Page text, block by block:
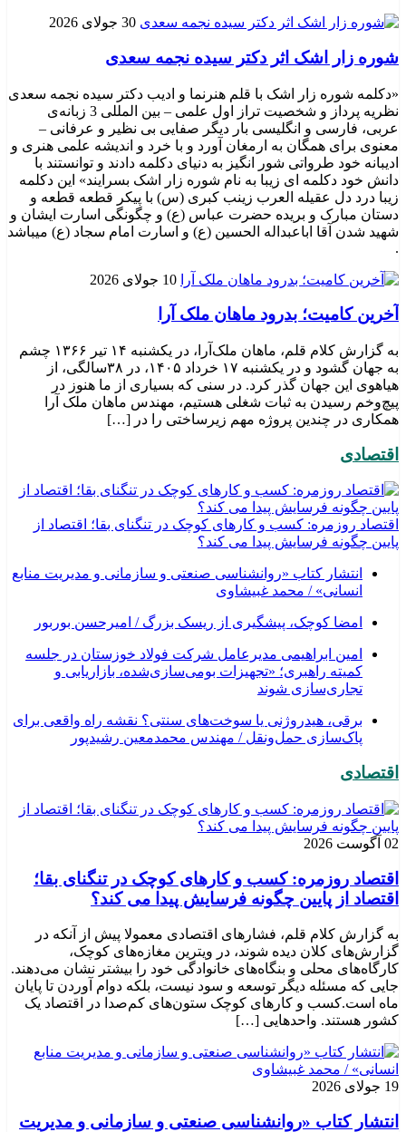
30 جولای 2026
شوره زار اشک اثر دکتر سیده نجمه سعدی
«دکلمه شوره زار اشک با قلم هنرنما و ادیب دکتر سیده نجمه سعدی
نظریه پرداز و شخصیت تراز اول علمی – بین المللی 3 زبانه‌ی
عربی، فارسی و انگلیسی بار دیگر صفایی بی نظیر و عرفانی –
معنوی برای همگان به ارمغان آورد و با خرد و اندیشه علمی هنری و
ادیبانه خود طرواتی شور انگیز به دنیای دکلمه دادند و توانستند با
دانش خود دکلمه ای زیبا به نام شوره زار اشک بسرایند» این دکلمه
زیبا درد دل عقیله العرب زینب کبری (س) با پیکر قطعه قطعه و
دستان مبارک و بریده حضرت عباس (ع) و چگونگی اسارت ایشان و
شهید شدن آقا اباعبداله الحسین (ع) و اسارت امام سجاد (ع) میباشد
.
10 جولای 2026
​آخرین کامیت؛ بدرود ماهان ملک آرا
به گزارش کلام قلم، ماهان ملک‌آرا، در یکشنبه ۱۴ تیر ۱۳۶۶ چشم
به جهان گشود و در یکشنبه ۱۷ خرداد ۱۴۰۵، در ۳۸سالگی، از
هیاهوی این جهان گذر کرد. در سنی که بسیاری از ما هنوز در
پیچ‌وخم رسیدن به ثبات شغلی هستیم، مهندس ماهان ملک آرا
همکاری در چندین پروژه مهم زیرساختی را در […]
اقتصادی
اقتصاد روزمره: کسب‌ و کارهای کوچک در تنگنای بقا؛ اقتصاد از
پایین چگونه فرسایش پیدا می کند؟
انتشار کتاب «روانشناسی صنعتی و سازمانی و مدیریت منابع
انسانی» / محمد غبیشاوی
امضا کوچک، پیشگیری از ریسک بزرگ / امیرحسن بوربور
امین ابراهیمی مدیرعامل شرکت فولاد خوزستان در جلسه
کمیته راهبری؛ «تجهیزات بومی‌سازی‌شده، بازاریابی و
تجاری‌سازی شوند
برقی، هیدروژنی یا سوخت‌های سنتی؟ نقشه راه واقعی برای
پاک‌سازی حمل‌ونقل / مهندس محمدمعین رشیدپور
اقتصادی
02 آگوست 2026
اقتصاد روزمره: کسب‌ و کارهای کوچک در تنگنای بقا؛
اقتصاد از پایین چگونه فرسایش پیدا می کند؟
به گزارش کلام قلم، فشارهای اقتصادی معمولا پیش از آنکه در
گزارش‌های کلان دیده شوند، در ویترین مغازه‌های کوچک،
کارگاه‌های محلی و بنگاه‌های خانوادگی خود را بیشتر نشان می‌دهند.
جایی که مسئله دیگر توسعه و سود نیست، بلکه دوام آوردن تا پایان
ماه است.کسب‌ و کارهای کوچک ستون‌های کم‌صدا در اقتصاد یک
کشور هستند. واحدهایی […]
19 جولای 2026
انتشار کتاب «روانشناسی صنعتی و سازمانی و مدیریت